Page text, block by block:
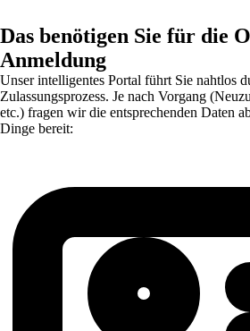
Das benötigen Sie für die
Anmeldung
Unser intelligentes Portal führt Sie nahtlos
Zulassungsprozess. Je nach Vorgang
etc.) fragen wir die entsprechenden Daten
Dinge bereit: